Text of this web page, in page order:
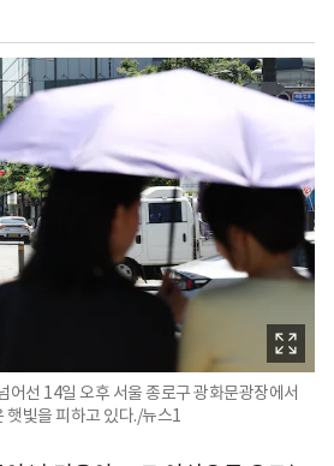
어선 14일 오후 서울 종로구 광화문광장에서
햇빛을 피하고 있다./뉴스1